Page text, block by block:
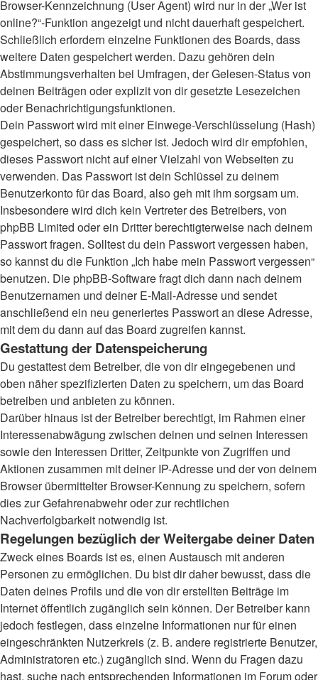
Browser-Kennzeichnung (User Agent) wird nur in der „Wer ist
online?“-Funktion angezeigt und nicht dauerhaft gespeichert.
Schließlich erfordern einzelne Funktionen des Boards, dass
weitere Daten gespeichert werden. Dazu gehören dein
Abstimmungsverhalten bei Umfragen, der Gelesen-Status von
deinen Beiträgen oder explizit von dir gesetzte Lesezeichen
oder Benachrichtigungsfunktionen.
Dein Passwort wird mit einer Einwege-Verschlüsselung (Hash)
gespeichert, so dass es sicher ist. Jedoch wird dir empfohlen,
dieses Passwort nicht auf einer Vielzahl von Webseiten zu
verwenden. Das Passwort ist dein Schlüssel zu deinem
Benutzerkonto für das Board, also geh mit ihm sorgsam um.
Insbesondere wird dich kein Vertreter des Betreibers, von
phpBB Limited oder ein Dritter berechtigterweise nach deinem
Passwort fragen. Solltest du dein Passwort vergessen haben,
so kannst du die Funktion „Ich habe mein Passwort vergessen“
benutzen. Die phpBB-Software fragt dich dann nach deinem
Benutzernamen und deiner E-Mail-Adresse und sendet
anschließend ein neu generiertes Passwort an diese Adresse,
mit dem du dann auf das Board zugreifen kannst.
Gestattung der Datenspeicherung
Du gestattest dem Betreiber, die von dir eingegebenen und
oben näher spezifizierten Daten zu speichern, um das Board
betreiben und anbieten zu können.
Darüber hinaus ist der Betreiber berechtigt, im Rahmen einer
Interessenabwägung zwischen deinen und seinen Interessen
sowie den Interessen Dritter, Zeitpunkte von Zugriffen und
Aktionen zusammen mit deiner IP-Adresse und der von deinem
Browser übermittelter Browser-Kennung zu speichern, sofern
dies zur Gefahrenabwehr oder zur rechtlichen
Nachverfolgbarkeit notwendig ist.
Regelungen bezüglich der Weitergabe deiner Daten
Zweck eines Boards ist es, einen Austausch mit anderen
Personen zu ermöglichen. Du bist dir daher bewusst, dass die
Daten deines Profils und die von dir erstellten Beiträge im
Internet öffentlich zugänglich sein können. Der Betreiber kann
jedoch festlegen, dass einzelne Informationen nur für einen
eingeschränkten Nutzerkreis (z. B. andere registrierte Benutzer,
Administratoren etc.) zugänglich sind. Wenn du Fragen dazu
hast, suche nach entsprechenden Informationen im Forum oder